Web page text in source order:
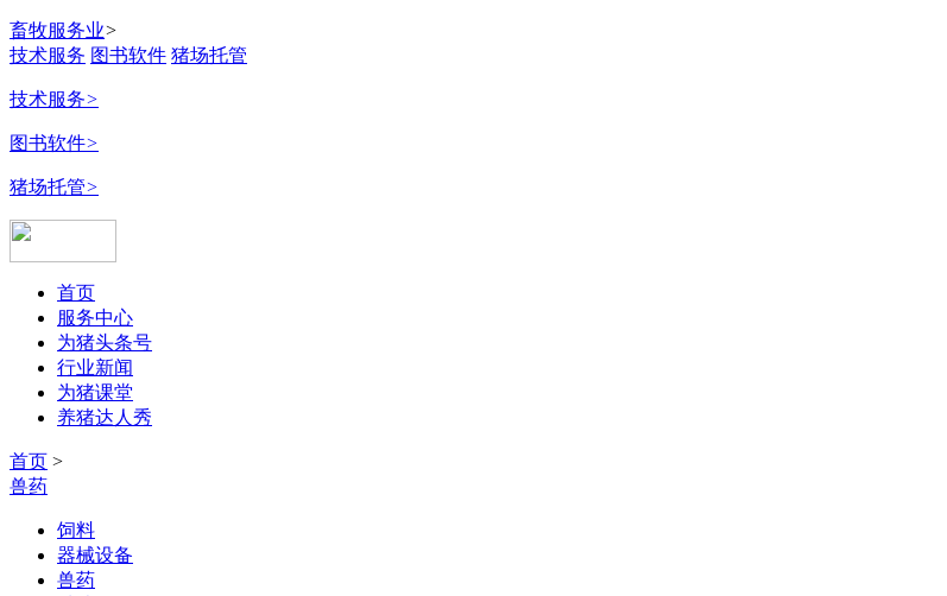
畜牧服务业>
技术服务 图书软件 猪场托管
技术服务>
图书软件>
猪场托管>
首页
服务中心
为猪头条号
行业新闻
为猪课堂
养猪达人秀
首页 >
兽药
饲料
器械设备
兽药